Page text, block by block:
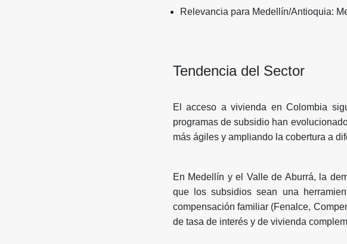
Relevancia para Medellín/Antioquia:
Tendencia del Sector
El acceso a vivienda en Colombia
programas de subsidio han
más ágiles y ampliando la cobertura a
En Medellín y el Valle de Aburrá, la
que los subsidios sean una
compensación familiar (Fenalce,
de tasa de interés y de vivienda